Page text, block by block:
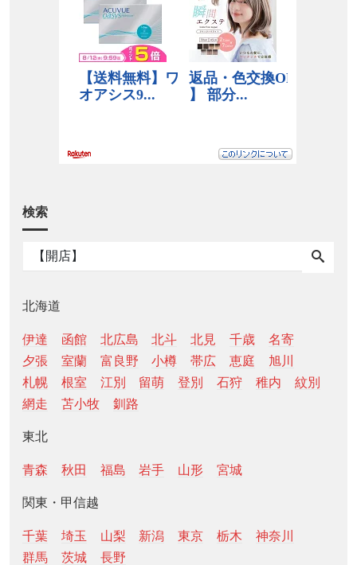
検索
北海道
伊達 函館 北広島 北斗 北見 千歳
名寄
夕張
室蘭 富良野 小樽 帯広 恵庭
旭川
札幌
根室 江別 留萌 登別 石狩 稚内
紋別
網走
苫小牧 釧路
東北
青森 秋田 福島 岩手 山形 宮城
関東・甲信越
千葉 埼玉 山梨 新潟 東京 栃木
神奈川
群馬
茨城 長野